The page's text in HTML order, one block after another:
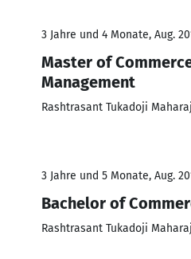
3 Jahre und 4 Monate, Aug.
Master of
Management
Rashtrasant Tukadoji
3 Jahre und 5 Monate, Aug.
Bachelor of
Rashtrasant Tukadoji